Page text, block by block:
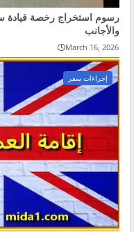
رسوم استخراج رخصة قيادة
والأجانب
March 16, 2026
إجراءات سفر